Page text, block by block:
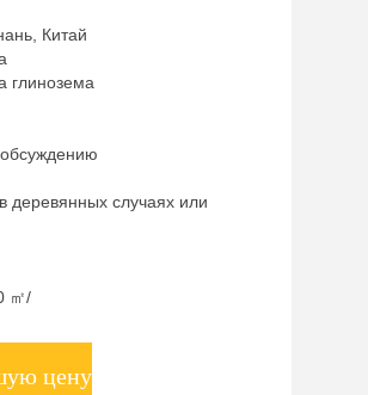
Китай
глинозема
деревянных случаях или
㎡/
цену